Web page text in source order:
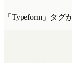
「Typeform」タグ